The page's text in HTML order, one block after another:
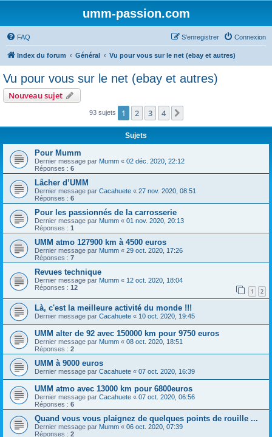
umm-passion.com
FAQ Connexion
S’enregistrer
Index du forum Général Vu pour vous sur le net (ebay et autres)
Vu pour vous sur le net (ebay et autres)
Nouveau sujet
93 sujets 1 2 3 4
Sujets
Pour Mumm
Dernier message par Mumm « 02 déc. 2020, 22:12
Réponses : 6
Lâcher d’UMM
Dernier message par Cacahuete « 27 nov. 2020, 08:51
Réponses : 6
Pour les passionnés de la carrosserie
Dernier message par Mumm « 01 nov. 2020, 20:13
Réponses : 1
UMM atmo 127900 km à 4500 euros
Dernier message par Mumm « 29 oct. 2020, 17:26
Réponses : 7
Revues technique
Dernier message par Mumm « 12 oct. 2020, 18:04
Réponses : 12 1 2
Là, c'est la meilleure activité du monde !!!
Dernier message par Cacahuete « 10 oct. 2020, 19:45
UMM alter de 92 avec 150000 km pour 9750 euros
Dernier message par Mumm « 08 oct. 2020, 18:51
Réponses : 2
UMM à 9000 euros
Dernier message par Cacahuete « 07 oct. 2020, 16:39
UMM atmo avec 13000 km pour 6800euros
Dernier message par Cacahuete « 07 oct. 2020, 06:56
Réponses : 6
Quand vous vous plaignez de quelques points de rouille ...
Dernier message par Mumm « 06 oct. 2020, 07:39
Réponses : 2